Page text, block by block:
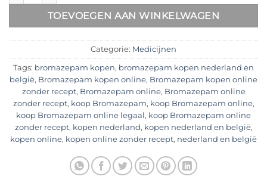
TOEVOEGEN AAN WINKELWAGEN
Categorie: Medicijnen
Tags: bromazepam kopen, bromazepam kopen nederland en
belgië, Bromazepam kopen online, Bromazepam kopen online
zonder recept, Bromazepam online, Bromazepam online
zonder recept, koop Bromazepam, koop Bromazepam online,
koop Bromazepam online legaal, koop Bromazepam online
zonder recept, kopen nederland, kopen nederland en belgië,
kopen online, kopen online zonder recept, nederland en belgië